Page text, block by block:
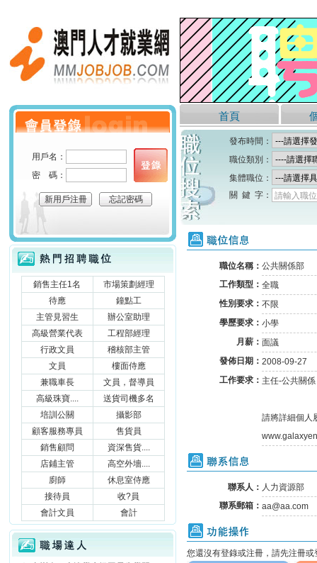
首頁
發布時間：
職位類別：
集體職位：
關 鍵 字：
請輸入職
職位信息
職位名稱： 公共關係部
工作類型： 全職
性別要求： 不限
學歷要求： 小學
月薪： 面議
發佈日期： 2008-09-27
工作要求： 主任-公共關係
請將詳細個人
聯系信息
聯系人： 人力資源部
聯系郵箱： aa@aa.com
功能操作
您還沒有登錄或注冊，請先注冊
個人會員登錄
用戶名：
密 碼：
新用戶注冊 忘記密碼
熱門招聘職位
銷售主任1名
市場策劃經理
待應
鐘點工
主管見習生
辦公室助理
高級營業代表
工程部經理
行政文員
稽核部主管
文員
樓面侍應
兼職車長
文員，督導員
高級珠寶....
送貨司機多名
培訓公關
攝影部
顧客服務專員
售貨員
銷售顧問
資深售貨....
店鋪主管
高空外墻....
廚師
休息室侍應
接待員
收?員
會計文員
會計
職場達人